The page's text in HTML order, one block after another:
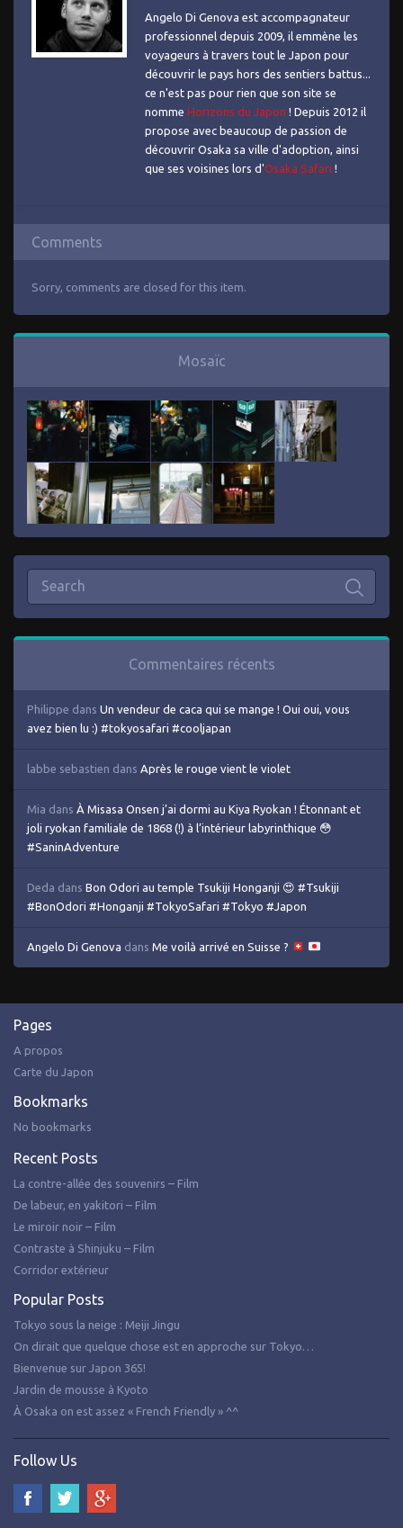
Angelo Di Genova est accompagnateur
professionnel depuis 2009, il emmène les
voyageurs à travers tout le Japon pour
découvrir le pays hors des sentiers battus...
ce n'est pas pour rien que son site se
nomme Horizons du Japon ! Depuis 2012 il
propose avec beaucoup de passion de
découvrir Osaka sa ville d'adoption, ainsi
que ses voisines lors d'Osaka Safari !
Comments
Sorry, comments are closed for this item.
Mosaïc
Commentaires récents
Philippe dans Un vendeur de caca qui se mange ! Oui oui, vous
avez bien lu :) #tokyosafari #cooljapan
labbe sebastien dans Après le rouge vient le violet
Mia dans À Misasa Onsen j’ai dormi au Kiya Ryokan ! Étonnant et
joli ryokan familiale de 1868 (!) à l’intérieur labyrinthique 😳
#SaninAdventure
Deda dans Bon Odori au temple Tsukiji Honganji 😍 #Tsukiji
#BonOdori #Honganji #TokyoSafari #Tokyo #Japon
Angelo Di Genova dans Me voilà arrivé en Suisse ?
Pages
A propos
Carte du Japon
Bookmarks
No bookmarks
Recent Posts
La contre-allée des souvenirs – Film
De labeur, en yakitori – Film
Le miroir noir – Film
Contraste à Shinjuku – Film
Corridor extérieur
Popular Posts
Tokyo sous la neige : Meiji Jingu
On dirait que quelque chose est en approche sur Tokyo…
Bienvenue sur Japon 365!
Jardin de mousse à Kyoto
À Osaka on est assez « French Friendly » ^^
Follow Us